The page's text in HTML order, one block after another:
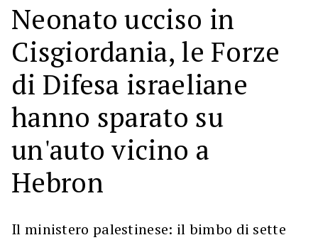
Neonato ucciso in
Cisgiordania, le Forze
di Difesa israeliane
hanno sparato su
un'auto vicino a
Hebron
Il ministero palestinese: il bimbo di sette